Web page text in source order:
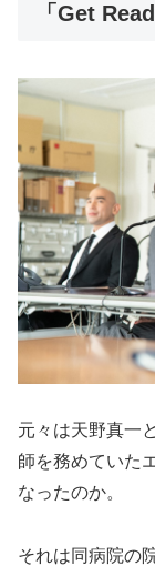
「Get
元々は天野真一
師を務めていた
なったのか。
それは同病院の